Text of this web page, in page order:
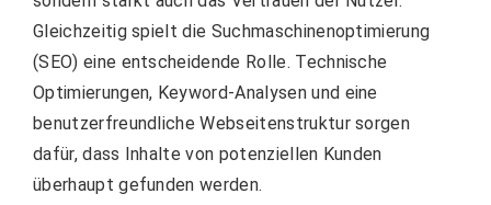
Gleichzeitig spielt die Suchmaschinenoptimierung
(SEO) eine entscheidende Rolle. Technische
Optimierungen, Keyword-Analysen und eine
benutzerfreundliche Webseitenstruktur sorgen
dafür, dass Inhalte von potenziellen Kunden
überhaupt gefunden werden.